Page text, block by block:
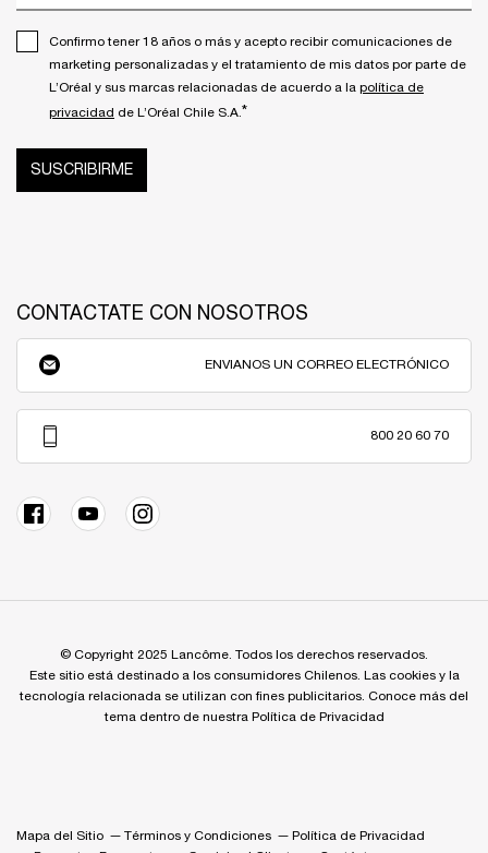
Confirmo tener 18 años o más y acepto recibir comunicaciones de
marketing personalizadas y el tratamiento de mis datos por parte de
L’Oréal y sus marcas relacionadas de acuerdo a la política de
privacidad de L’Oréal Chile S.A. *
SUSCRIBIRME
CONTACTATE CON NOSOTROS
ENVIANOS UN CORREO ELECTRÓNICO
800 20 60 70
© Copyright 2025 Lancôme. Todos los derechos reservados.
Este sitio está destinado a los consumidores Chilenos. Las cookies y la
tecnología relacionada se utilizan con fines publicitarios. Conoce más del
tema dentro de nuestra Política de Privacidad
Mapa del Sitio Términos y Condiciones
Política de Privacidad